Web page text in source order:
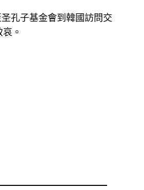
孔子基金會到韓國訪問交
。